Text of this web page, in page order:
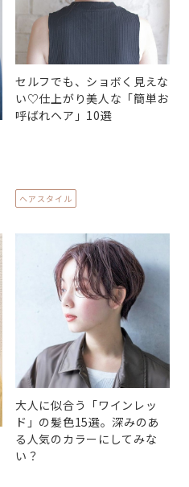
セルフでも、ショボく見えな
い♡仕上がり美人な「簡単お
呼ばれヘア」10選
ヘアスタイル
大人に似合う「ワインレッ
ド」の髪色15選。深みのあ
る人気のカラーにしてみな
い？